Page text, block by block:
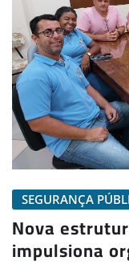
SEGURANÇA
Nova
impulsiona